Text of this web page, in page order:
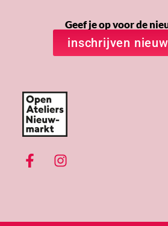
Geef je op voor de
inschrijven